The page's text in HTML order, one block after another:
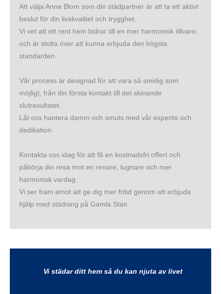
Att välja Anne Blom som din städpartner är att ta ett aktivt
beslut för din livskvalitet och trygghet.
Vi vet att ett rent hem bidrar till en mer harmonisk tillvaro,
och är stolta över att kunna erbjuda den högsta
standarden.
Vår process är designad för att vara så smidig som
möjligt, från din första kontakt till det skinande
slutresultatet.
Låt oss hantera damm och smuts med vår expertis och
dedikation.
Kontakta oss idag för att få en kostnadsfri offert och
påbörja din resa mot en renare, lugnare och mer
harmonisk vardag.
Vi ser fram emot att ge dig mer fritid genom att erbjuda
hjälp med städning på Gamla Stan.
Vi städar ditt hem så du kan njuta av livet